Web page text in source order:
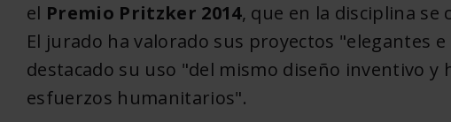
el Premio Pritzker 2014, que en la disciplina se
El jurado ha valorado sus proyectos "elegantes
destacado su uso "del mismo diseño inventivo y
esfuerzos humanitarios".